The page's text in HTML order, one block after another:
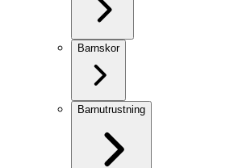
Barnskor
Barnutrustning